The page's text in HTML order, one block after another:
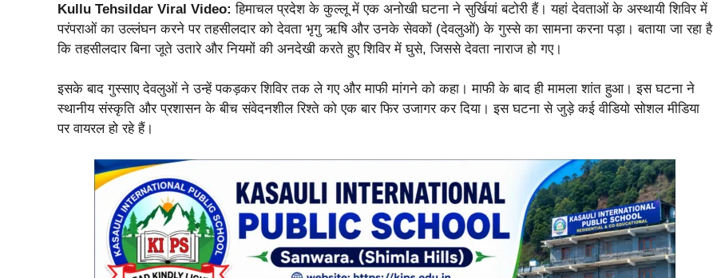
Kullu Tehsildar Viral Video: हिमाचल प्रदेश के कुल्लू में एक अनोखी घटना ने सुर्खियां बटोरी हैं। यहां देवताओं के अस्थायी शिविर में
परंपराओं का उल्लंघन करने पर तहसीलदार को देवता भृगु ऋषि और उनके सेवकों (देवलुओं) के गुस्से का सामना करना पड़ा। बताया जा रहा है
कि तहसीलदार बिना जूते उतारे और नियमों की अनदेखी करते हुए शिविर में घुसे, जिससे देवता नाराज हो गए।
इसके बाद गुस्साए देवलुओं ने उन्हें पकड़कर शिविर तक ले गए और माफी मांगने को कहा। माफी के बाद ही मामला शांत हुआ। इस घटना ने
स्थानीय संस्कृति और प्रशासन के बीच संवेदनशील रिश्ते को एक बार फिर उजागर कर दिया। इस घटना से जुड़े कई वीडियो सोशल मीडिया
पर वायरल हो रहे हैं।